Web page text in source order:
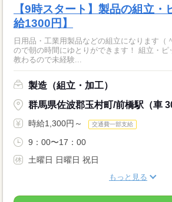
【9時スタート】製品の組立・
給1300円】
日用品・工業用製品などの組立になります（
ので朝の時間にゆとりができます！ 組立・ピ
教わるので未経験...
製造（組立・加工）
群馬県佐波郡玉村町/前橋駅（車
時給1,300円～ 交通費一部支給
9：00〜17：00
土曜日 日曜日 祝日
もっと見る